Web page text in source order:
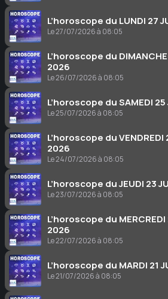
L’horoscope du LUNDI 27
Le 27/07/2026 à 08:05
L’horoscope du
2026
Le 26/07/2026 à 08:05
L’horoscope du SAMEDI
Le 25/07/2026 à 08:05
L’horoscope du VENDREDI
2026
Le 24/07/2026 à 08:05
L’horoscope du JEUDI 23
Le 23/07/2026 à 08:05
L’horoscope du MERCREDI
2026
Le 22/07/2026 à 08:05
L’horoscope du MARDI 21
Le 21/07/2026 à 08:05